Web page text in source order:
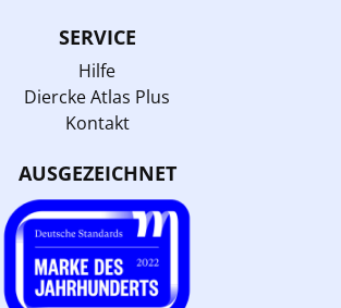
SERVICE
Hilfe
Diercke Atlas Plus
Kontakt
AUSGEZEICHNET